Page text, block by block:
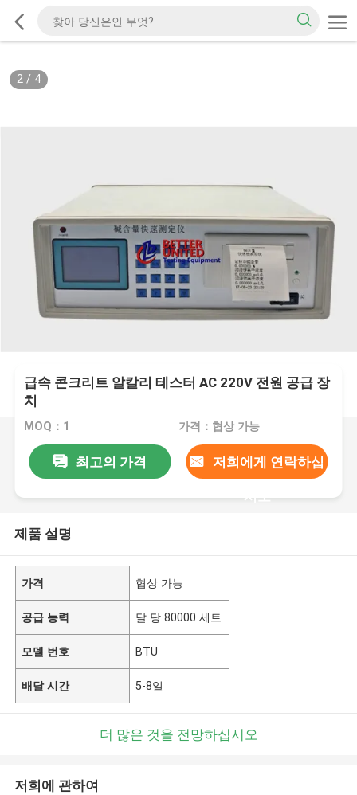
2/ 4
급속 콘크리트 알칼리 테스터 AC 220V 전원 공급 장
치
MOQ：1 가격：협상 가능
최고의 가격 저희에게 연락하십
시오
제품 설명
가격 협상 가능
공급 능력 달 당 80000 세트
모델 번호 BTU
배달 시간 5-8일
더 많은 것을 전망하십시오
저희에 관하여